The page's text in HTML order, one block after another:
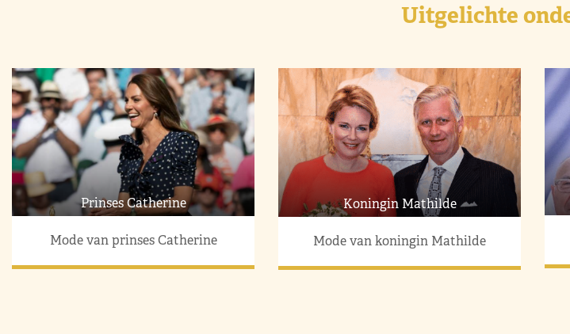
Uitgelichte
Prinses Catherine
Mode van prinses Catherine
Koningin Mathilde
Mode van koningin Mathilde